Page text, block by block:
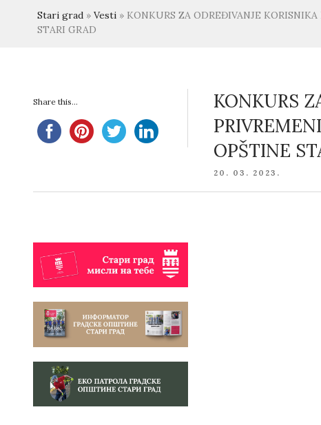
Stari grad » Vesti » KONKURS ZA ODREĐIVANJE
STARI GRAD
Share this...
KONKURS
OPŠTINE
POSTED
20. 03. 2023.